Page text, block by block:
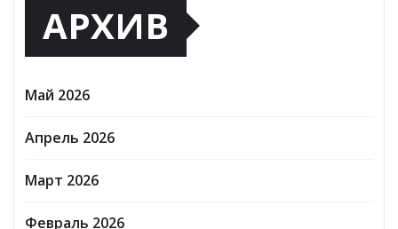
АРХИВ
Май 2026
Апрель 2026
Март 2026
Февраль 2026